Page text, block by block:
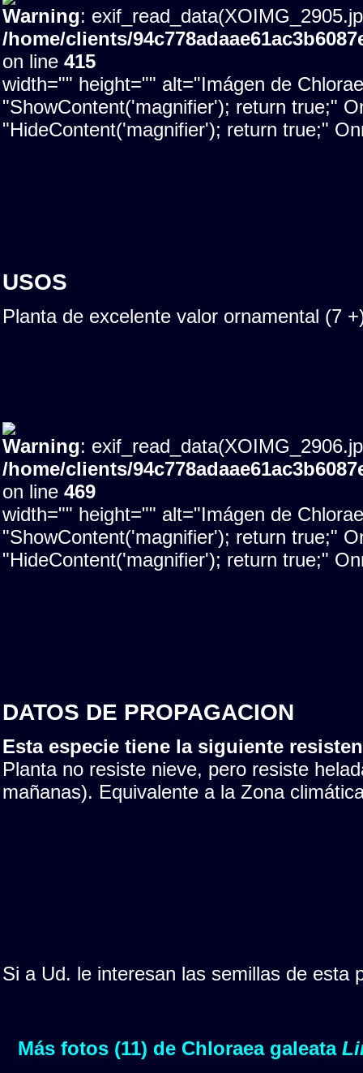
Warning:
/home/clients/
on line 415
width="" height="" alt="Imágen de
"ShowContent('magnifier'); return true;"
"HideContent('magnifier'); return true;"
USOS
Planta de excelente valor ornamental (7
Warning:
/home/clients/
on line 469
width="" height="" alt="Imágen de
"ShowContent('magnifier'); return true;"
"HideContent('magnifier'); return true;"
DATOS DE PROPAGACION
Esta especie tiene la siguiente
Planta no resiste nieve, pero resiste
mañanas). Equivalente a la Zona
Si a Ud. le interesan las semillas de
Más fotos (11) de Chloraea galeata